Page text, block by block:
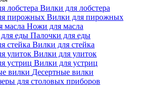
Вилки для лобстера
Вилки для пирожных
Ножи для масла
Палочки для еды
Вилки для стейка
Вилки для улиток
Вилки для устриц
Десертные вилки